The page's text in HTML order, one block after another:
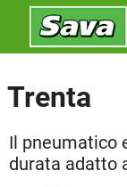
Trenta
Il pneumatico
durata adatto